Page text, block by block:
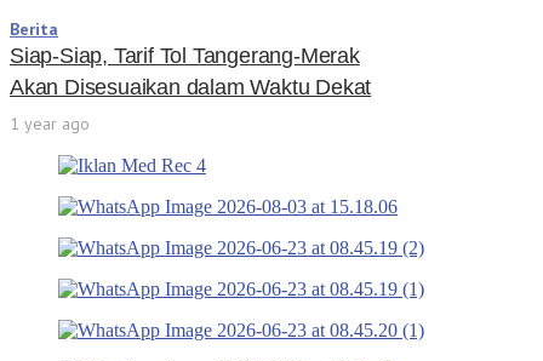
Berita
Siap-Siap, Tarif Tol Tangerang-Merak
Akan Disesuaikan dalam Waktu Dekat
1 year ago